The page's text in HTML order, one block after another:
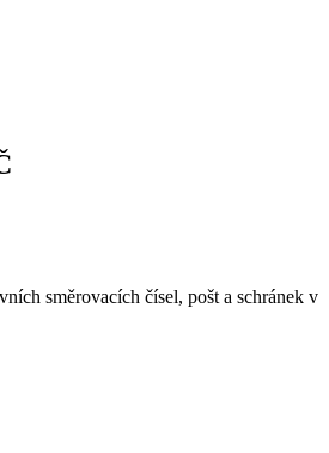
směrovacích čísel, pošt a schránek v